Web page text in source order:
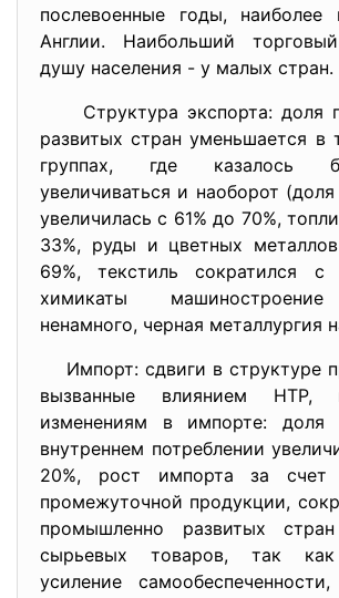
послевоенные годы,
Англии. Наибольший
душу населения - у малых стран.
Структура экспорта: доля
развитых стран уменьшается в
группах, где казалось
увеличиваться и наоборот
увеличилась с 61% до 70%,
33%, руды и цветных
69%, текстиль сократился
химикаты машиностроение
ненамного, черная металлургия
Импорт: сдвиги в структуре
вызванные влиянием НТР,
изменениям в импорте: доля
внутреннем потреблении
20%, рост импорта за счет
промежуточной продукции,
промышленно развитых
сырьевых товаров, так
усиление самообеспеченности,